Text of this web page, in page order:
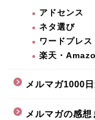
アドセンス
ネタ選び
ワードプレス
楽天・
メルマガ1000
メルマガの感想